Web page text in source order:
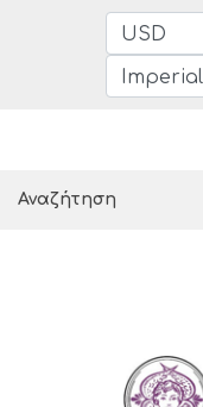
USD
Imperial